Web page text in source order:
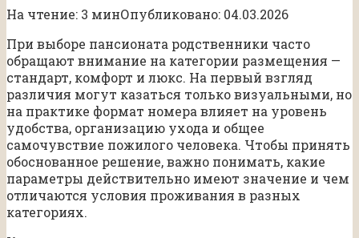
На чтение: 3 минОпубликовано: 04.03.2026
При выборе пансионата родственники часто
обращают внимание на категории размещения —
стандарт, комфорт и люкс. На первый взгляд
различия могут казаться только визуальными, но
на практике формат номера влияет на уровень
удобства, организацию ухода и общее
самочувствие пожилого человека. Чтобы принять
обоснованное решение, важно понимать, какие
параметры действительно имеют значение и чем
отличаются условия проживания в разных
категориях.